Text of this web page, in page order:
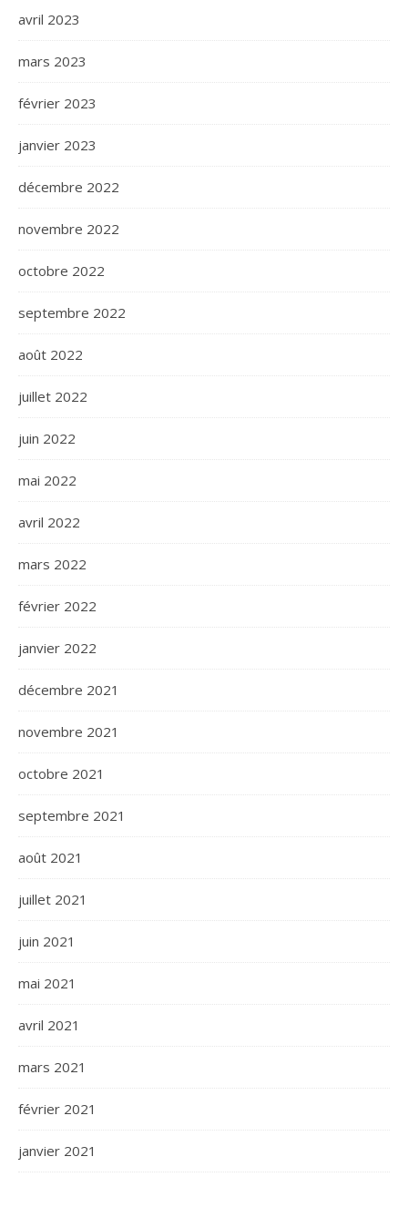
avril 2023
mars 2023
février 2023
janvier 2023
décembre 2022
novembre 2022
octobre 2022
septembre 2022
août 2022
juillet 2022
juin 2022
mai 2022
avril 2022
mars 2022
février 2022
janvier 2022
décembre 2021
novembre 2021
octobre 2021
septembre 2021
août 2021
juillet 2021
juin 2021
mai 2021
avril 2021
mars 2021
février 2021
janvier 2021